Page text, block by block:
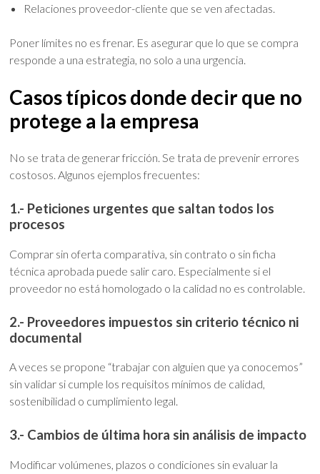
Relaciones proveedor-cliente que se ven afectadas.
Poner límites no es frenar. Es asegurar que lo que se compra
responde a una estrategia, no solo a una urgencia.
Casos típicos donde decir que no
protege a la empresa
No se trata de generar fricción. Se trata de prevenir errores
costosos. Algunos ejemplos frecuentes:
1.- Peticiones urgentes que saltan todos los
procesos
Comprar sin oferta comparativa, sin contrato o sin ficha
técnica aprobada puede salir caro. Especialmente si el
proveedor no está homologado o la calidad no es controlable.
2.- Proveedores impuestos sin criterio técnico ni
documental
A veces se propone “trabajar con alguien que ya conocemos”
sin validar si cumple los requisitos mínimos de calidad,
sostenibilidad o cumplimiento legal.
3.- Cambios de última hora sin análisis de impacto
Modificar volúmenes, plazos o condiciones sin evaluar la